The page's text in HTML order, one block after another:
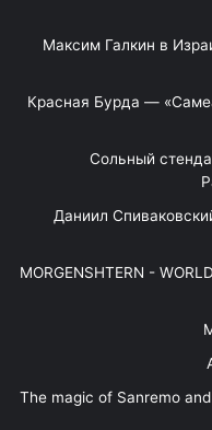
Максим Галкин в
Красная Бурда —
"Сольный
"Даниил
MORGENSHTERN -
"The magic of Sanremo